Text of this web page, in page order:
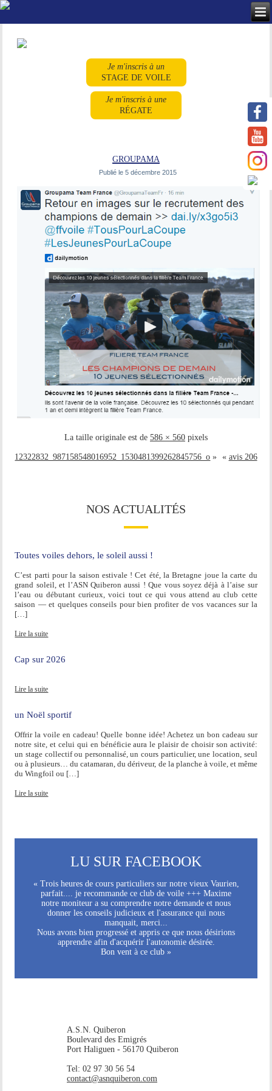
Je m'inscris à un
STAGE DE VOILE
Je m'inscris à une
RÉGATE
groupama
Publié le 5 décembre 2015
La taille originale est de 586 × 560 pixels
12322832_987158548016952_1530481399262845756_o » « avis 206
NOS ACTUALITÉS
Toutes voiles dehors, le soleil aussi !
C’est parti pour la saison estivale ! Cet été, la Bretagne joue la carte du
grand soleil, et l’ASN Quiberon aussi ! Que vous soyez déjà à l’aise sur
l’eau ou débutant curieux, voici tout ce qui vous attend au club cette
saison — et quelques conseils pour bien profiter de vos vacances sur la
[…]
Lire la suite
Cap sur 2026
Lire la suite
un Noël sportif
Offrir la voile en cadeau! Quelle bonne idée! Achetez un bon cadeau sur
notre site, et celui qui en bénéficie aura le plaisir de choisir son activité:
un stage collectif ou personnalisé, un cours particulier, une location, seul
ou à plusieurs… du catamaran, du dériveur, de la planche à voile, et même
du Wingfoil ou […]
Lire la suite
LU SUR FACEBOOK
« Trois heures de cours particuliers sur notre vieux Vaurien,
parfait.... je recommande ce club de voile +++ Maxime
notre moniteur a su comprendre notre demande et nous
donner les conseils judicieux et l'assurance qui nous
manquait, merci...
Nous avons bien progressé et appris ce que nous désirions
apprendre afin d'acquérir l'autonomie désirée.
Bon vent à ce club »
A.S.N. Quiberon
Boulevard des Emigrés
Port Haliguen - 56170 Quiberon
Tel: 02 97 30 56 54
contact@asnquiberon.com